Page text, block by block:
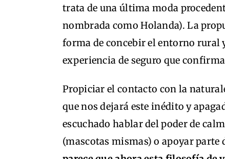
trata de una última moda
nombrada como Holanda). La
forma de concebir el entorno rural
experiencia de seguro que
Propiciar el contacto con la
que nos dejará este inédito y
escuchado hablar del poder de
(mascotas mismas) o apoyar parte